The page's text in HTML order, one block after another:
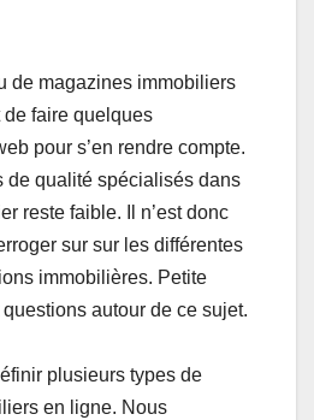
de magazines immobiliers
de faire quelques
pour s’en rendre compte.
de qualité spécialisés dans
reste faible. Il n’est donc
sur sur les différentes
immobilières. Petite
autour de ce sujet.
plusieurs types de
en ligne. Nous